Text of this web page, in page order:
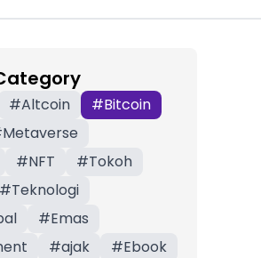
#Altcoin #Bitcoin
Metaverse
#NFT #Tokoh
#Teknologi
#Emas
#ajak #Ebook